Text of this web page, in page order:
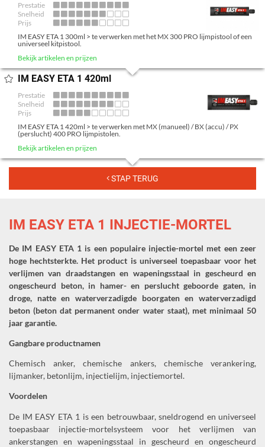
INLOGGEN
GEBRUIKSOVEREENKOMST
COOKIES
Prestatie
Snelheid
Prijs
IM EASY ETA 1 300ml > te verwerken met het MX 300 PRO lijmpistool of een
universeel kitpistool.
Bekijk artikelen en prijzen
IM EASY ETA 1 420ml
Prestatie
Snelheid
Prijs
IM EASY ETA 1 420ml > te verwerken met MX (manueel) / BX (accu) / PX
(perslucht) 400 PRO lijmpistolen.
Bekijk artikelen en prijzen
STAP TERUG
IM EASY ETA 1 INJECTIE-MORTEL
De IM EASY ETA 1 is een populaire injectie-mortel met een zeer
hoge hechtsterkte. Het product is universeel toepasbaar voor het
verlijmen van draadstangen en wapeningsstaal in gescheurd en
ongescheurd beton, in hamer- en perslucht geboorde gaten, in
droge, natte en waterverzadigde boorgaten en waterverzadigd
beton (beton dat permanent onder water staat), met minimaal 50
jaar garantie.
Gangbare productnamen
Chemisch anker, chemische ankers, chemische verankering,
lijmanker, betonlijm, injectielijm, injectiemortel.
Voordelen
De IM EASY ETA 1 is een betrouwbaar, sneldrogend en universeel
toepasbaar injectie-mortelsysteem voor het verlijmen van
ankerstangen en wapeningsstaal in gescheurd en ongescheurd